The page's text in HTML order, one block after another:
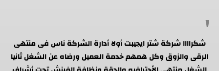
شكراااا شركة شتر ايجيبت أولا أدارة الشركة ناس فى منتهى
الرقى والزوق وكل همهم خدمة العميل ورضاه عن الشغل ثانيا
الشغل منتهى الأحترافيه والدقة ونظافة الفينش تحت أشراف